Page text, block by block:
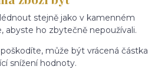
stejně jako v kamenném
abyste ho zbytečně nepoužívali.
může být vrácená částka
snížení hodnoty.